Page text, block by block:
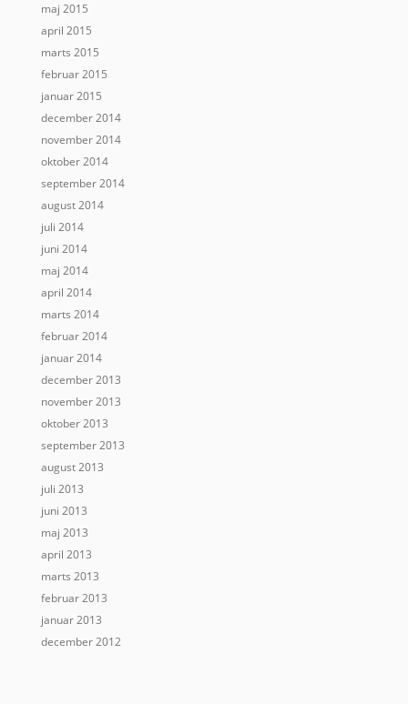
maj 2015
april 2015
marts 2015
februar 2015
januar 2015
december 2014
november 2014
oktober 2014
september 2014
august 2014
juli 2014
juni 2014
maj 2014
april 2014
marts 2014
februar 2014
januar 2014
december 2013
november 2013
oktober 2013
september 2013
august 2013
juli 2013
juni 2013
maj 2013
april 2013
marts 2013
februar 2013
januar 2013
december 2012